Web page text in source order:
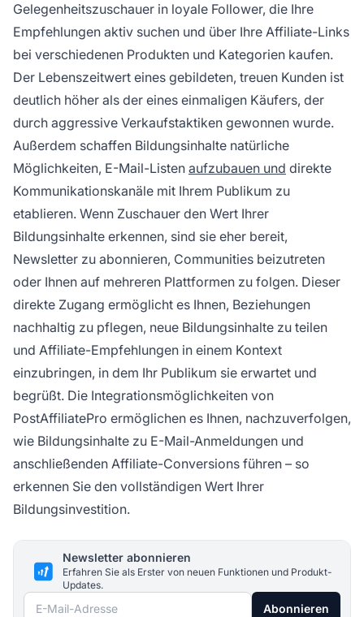
Gelegenheitszuschauer in loyale Follower, die Ihre
Empfehlungen aktiv suchen und über Ihre Affiliate-Links
bei verschiedenen Produkten und Kategorien kaufen.
Der Lebenszeitwert eines gebildeten, treuen Kunden ist
deutlich höher als der eines einmaligen Käufers, der
durch aggressive Verkaufstaktiken gewonnen wurde.
Außerdem schaffen Bildungsinhalte natürliche
Möglichkeiten, E-Mail-Listen aufzubauen und direkte
Kommunikationskanäle mit Ihrem Publikum zu
etablieren. Wenn Zuschauer den Wert Ihrer
Bildungsinhalte erkennen, sind sie eher bereit,
Newsletter zu abonnieren, Communities beizutreten
oder Ihnen auf mehreren Plattformen zu folgen. Dieser
direkte Zugang ermöglicht es Ihnen, Beziehungen
nachhaltig zu pflegen, neue Bildungsinhalte zu teilen
und Affiliate-Empfehlungen in einem Kontext
einzubringen, in dem Ihr Publikum sie erwartet und
begrüßt. Die Integrationsmöglichkeiten von
PostAffiliatePro ermöglichen es Ihnen, nachzuverfolgen,
wie Bildungsinhalte zu E-Mail-Anmeldungen und
anschließenden Affiliate-Conversions führen – so
erkennen Sie den vollständigen Wert Ihrer
Bildungsinvestition.
Newsletter abonnieren
Erfahren Sie als Erster von neuen Funktionen und Produkt-
Updates.
E-Mail-Adresse Abonnieren